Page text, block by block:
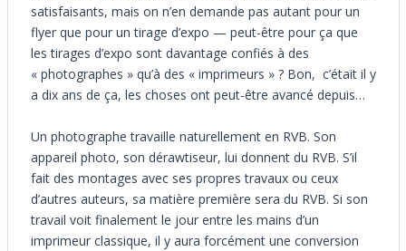
satisfaisants, mais on n’en demande pas autant pour un
flyer que pour un tirage d’expo — peut-être pour ça que
les tirages d’expo sont davantage confiés à des
« photographes » qu’à des « imprimeurs » ? Bon, c’était il y
a dix ans de ça, les choses ont peut-être avancé depuis…
Un photographe travaille naturellement en RVB. Son
appareil photo, son dérawtiseur, lui donnent du RVB. S’il
fait des montages avec ses propres travaux ou ceux
d’autres auteurs, sa matière première sera du RVB. Si son
travail voit finalement le jour entre les mains d’un
imprimeur classique, il y aura forcément une conversion